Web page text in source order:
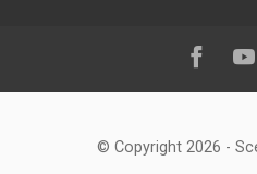
Volg ons op:
© Copyright 2026 -